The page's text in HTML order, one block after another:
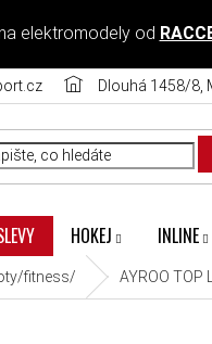
elektromodely od
Dlouhá 1458/8,
HOKEJ INLINE
fitness/ AYROO TOP